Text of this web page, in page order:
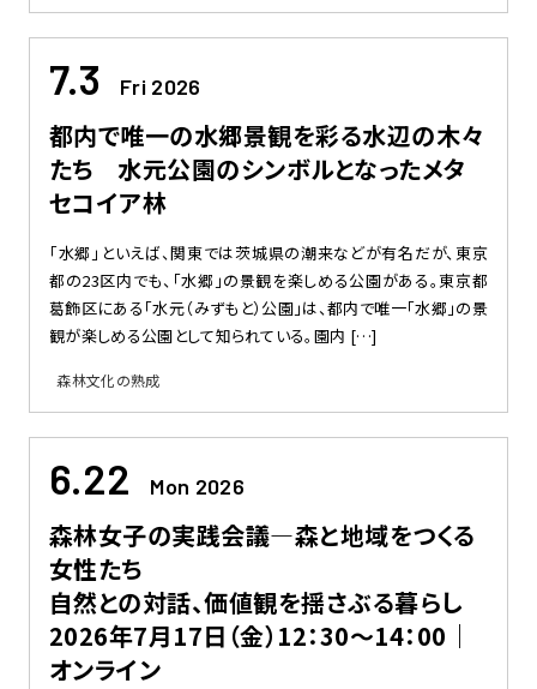
7.3 Fri 2026
都内で唯一の水郷景観を彩る水辺の木々
たち 水元公園のシンボルとなったメタ
セコイア林
「水郷」といえば、関東では茨城県の潮来などが有名だが、東京
都の23区内でも、「水郷」の景観を楽しめる公園がある。東京都
葛飾区にある「水元（みずもと）公園」は、都内で唯一「水郷」の景
観が楽しめる公園として知られている。園内 […]
森林文化の熟成
6.22 Mon 2026
森林女子の実践会議―森と地域をつくる
女性たち
自然との対話、価値観を揺さぶる暮らし
2026年7月17日（金）12：30〜14：00｜
オンライン